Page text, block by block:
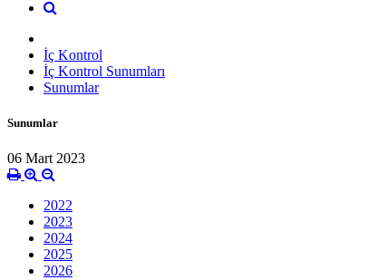
İç Kontrol
İç Kontrol Sunumları
Sunumlar
Sunumlar
06 Mart 2023
2022
2023
2024
2025
2026